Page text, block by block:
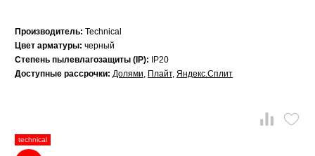
Производитель: Technical
Цвет арматуры: черный
Степень пылевлагозащиты (IP):
IP20
Доступные рассрочки: Долями, Плайт, Яндекс.Сплит
technical